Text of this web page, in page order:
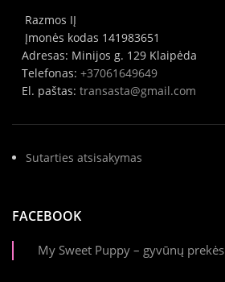
Razmos IĮ
Įmonės kodas 141983651
Adresas: Minijos g. 129 Klaipėda
Telefonas: +37061649649
El. paštas: transasta@gmail.com
Sutarties atsisakymas
FACEBOOK
My Sweet Puppy – gyvūnų prekės